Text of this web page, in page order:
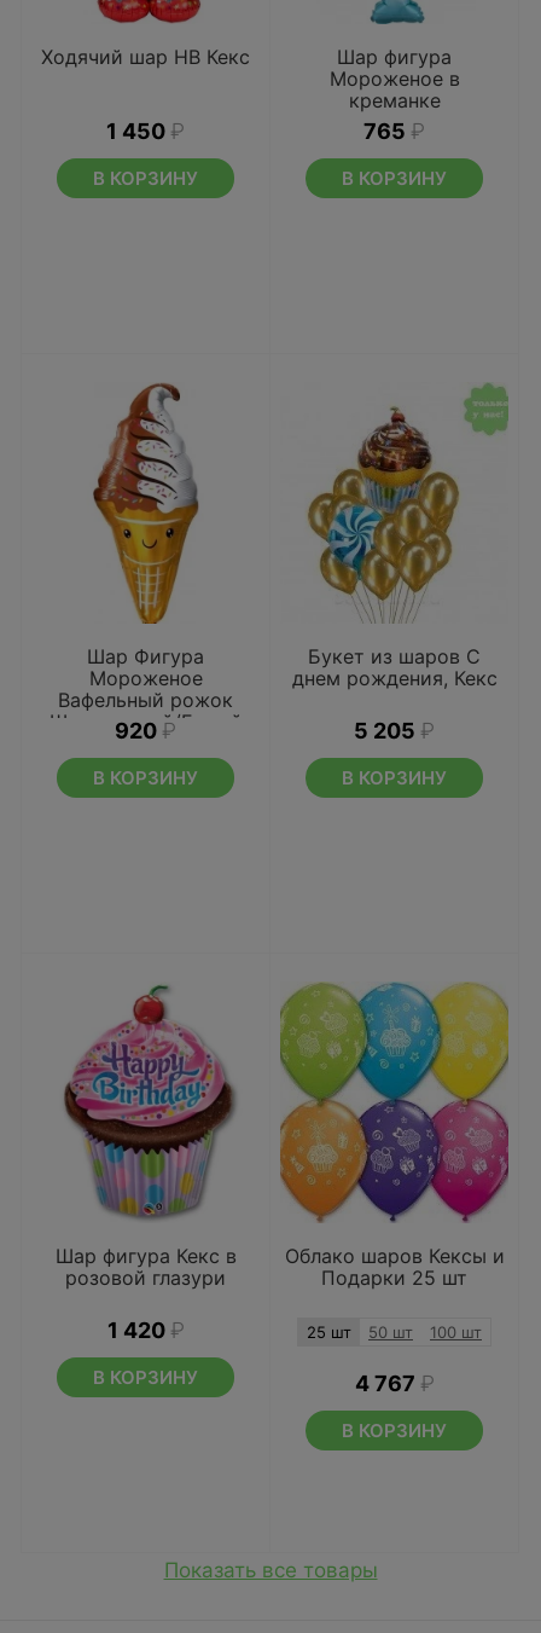
Ходячий шар HB Кекс
1 450 ₽
В КОРЗИНУ
Шар фигура
Мороженое в
креманке
765 ₽
В КОРЗИНУ
Шар Фигура
Мороженое
Вафельный рожок
Шоколадный/Белый
920 ₽
В КОРЗИНУ
Букет из шаров С
днем рождения, Кекс
5 205 ₽
В КОРЗИНУ
Шар фигура Кекс в
розовой глазури
1 420 ₽
В КОРЗИНУ
Облако шаров Кексы и
Подарки 25 шт
25 шт 50 шт 100 шт
4 767 ₽
В КОРЗИНУ
Показать все товары